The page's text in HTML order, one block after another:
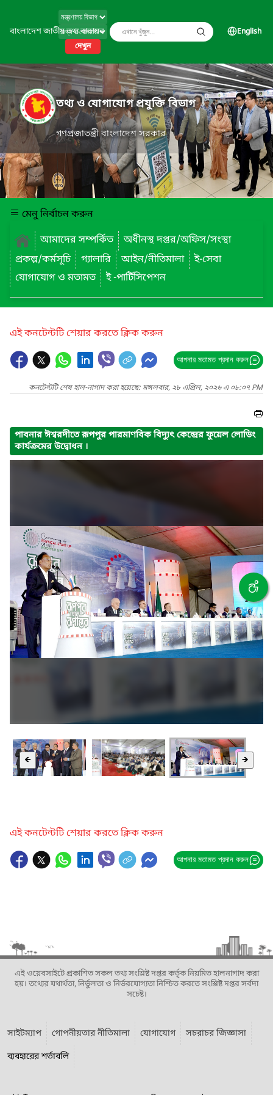
বাংলাদেশ জাতীয় তথ্য বাতায়ন
দেখুন
English
তথ্য ও যোগাযোগ প্রযুক্তি বিভাগ
গণপ্রজাতন্ত্রী বাংলাদেশ সরকার
মেনু নির্বাচন করুন
আমাদের সম্পর্কিত
অধীনস্থ দপ্তর/অফিস/সংস্থা
প্রকল্প/কর্মসূচি
গ্যালারি আইন/নীতিমালা
ই-সেবা
যোগাযোগ ও মতামত
ই -পার্টিসিপেশন
এই কনটেন্টটি শেয়ার করতে ক্লিক করুন
আপনার মতামত প্রদান করুন
কনটেন্টটি শেষ হাল-নাগাদ করা হয়েছে: মঙ্গলবার, ২৮ এপ্রিল, ২০২৬ এ ০৮:০৭ PM
পাবনার ঈশ্বরদীতে রূপপুর পারমাণবিক বিদ্যুৎ কেন্দ্রের ফুয়েল লোডিং
কার্যক্রমের উদ্বোধন ।
❮ ❯
🡸 🡺
এই কনটেন্টটি শেয়ার করতে ক্লিক করুন
আপনার মতামত প্রদান করুন
এই ওয়েবসাইটে প্রকাশিত সকল তথ্য সংশ্লিষ্ট দপ্তর কর্তৃক নিয়মিত হালনাগাদ করা
হয়। তথ্যের যথার্থতা, নির্ভুলতা ও নির্ভরযোগ্যতা নিশ্চিত করতে সংশ্লিষ্ট দপ্তর সর্বদা
সচেষ্ট।
সাইটম্যাপ গোপনীয়তার নীতিমালা যোগাযোগ
সচরাচর জিজ্ঞাসা
ব্যবহারের শর্তাবলি